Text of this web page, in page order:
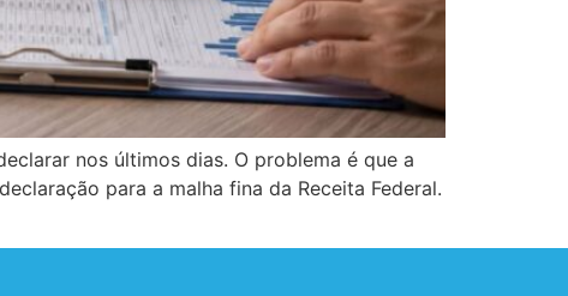
nos últimos dias. O problema é que a
para a malha fina da Receita Federal.